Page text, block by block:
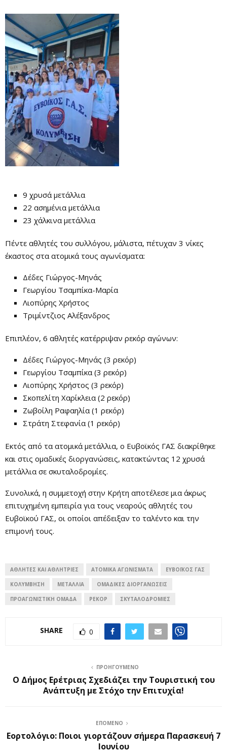
9 χρυσά μετάλλια
22 ασημένια μετάλλια
23 χάλκινα μετάλλια
Πέντε αθλητές του συλλόγου, μάλιστα, πέτυχαν 3 νίκες
έκαστος στα ατομικά τους αγωνίσματα:
Δέδες Γιώργος-Μηνάς
Γεωργίου Τσαμπίκα-Μαρία
Λιοπύρης Χρήστος
Τριμίντζιος Αλέξανδρος
Επιπλέον, 6 αθλητές κατέρριψαν ρεκόρ αγώνων:
Δέδες Γιώργος-Μηνάς (3 ρεκόρ)
Γεωργίου Τσαμπίκα (3 ρεκόρ)
Λιοπύρης Χρήστος (3 ρεκόρ)
Σκοπελίτη Χαρίκλεια (2 ρεκόρ)
Ζωβοίλη Ραφαηλία (1 ρεκόρ)
Στράτη Στεφανία (1 ρεκόρ)
Εκτός από τα ατομικά μετάλλια, ο Ευβοϊκός ΓΑΣ διακρίθηκε
και στις ομαδικές διοργανώσεις, κατακτώντας 12 χρυσά
μετάλλια σε σκυταλοδρομίες.
Συνολικά, η συμμετοχή στην Κρήτη αποτέλεσε μια άκρως
επιτυχημένη εμπειρία για τους νεαρούς αθλητές του
Ευβοϊκού ΓΑΣ, οι οποίοι απέδειξαν το ταλέντο και την
επιμονή τους.
ΑΘΛΗΤΈΣ ΚΑΙ ΑΘΛΉΤΡΙΕΣ ΑΤΟΜΙΚΆ ΑΓΩΝΊΣΜΑΤΑ ΕΥΒΟΪΚΌΣ ΓΑΣ
ΚΟΛΎΜΒΗΣΗ ΜΕΤΆΛΛΙΑ ΟΜΑΔΙΚΈΣ ΔΙΟΡΓΑΝΏΣΕΙΣ
ΠΡΟΑΓΩΝΙΣΤΙΚΉ ΟΜΆΔΑ ΡΕΚΌΡ ΣΚΥΤΑΛΟΔΡΟΜΊΕΣ
SHARE 0
ΠΡΟΗΓΟΎΜΕΝΟ
Ο Δήμος Ερέτριας Σχεδιάζει την Τουριστική του
Ανάπτυξη με Στόχο την Επιτυχία!
ΕΠΌΜΕΝΟ
Εορτολόγιο: Ποιοι γιορτάζουν σήμερα Παρασκευή 7
Ιουνίου